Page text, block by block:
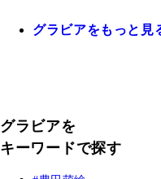
グラビアをもっと見
グラビアを
キーワードで探す